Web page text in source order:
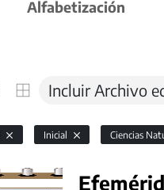
Alfabetización
Incluir Archivo
Inicial Ciencias